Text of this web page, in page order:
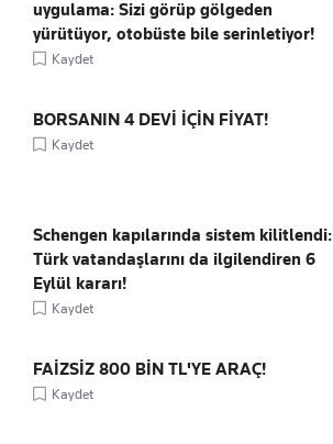
uygulama: Sizi görüp gölgeden
yürütüyor, otobüste bile serinletiyor!
Kaydet
BORSANIN 4 DEVİ İÇİN FİYAT!
Kaydet
Schengen kapılarında sistem kilitlendi:
Türk vatandaşlarını da ilgilendiren 6
Eylül kararı!
Kaydet
FAİZSİZ 800 BİN TL'YE ARAÇ!
Kaydet